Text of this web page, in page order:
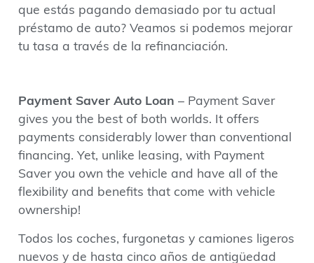
que estás pagando demasiado por tu actual
préstamo de auto? Veamos si podemos mejorar
tu tasa a través de la refinanciación.
Payment Saver Auto Loan – Payment Saver
gives you the best of both worlds. It offers
payments considerably lower than conventional
financing. Yet, unlike leasing, with Payment
Saver you own the vehicle and have all of the
flexibility and benefits that come with vehicle
ownership!
Todos los coches, furgonetas y camiones ligeros
nuevos y de hasta cinco años de antigüedad